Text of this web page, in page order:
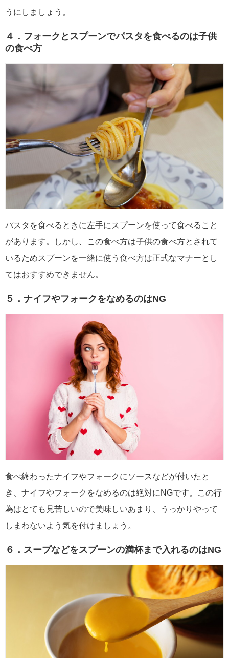
うにしましょう。
４．フォークとスプーンでパスタを食べるのは子供
の食べ方
パスタを食べるときに左手にスプーンを使って食べること
があります。しかし、この食べ方は子供の食べ方とされて
いるためスプーンを一緒に使う食べ方は正式なマナーとし
てはおすすめできません。
５．ナイフやフォークをなめるのはNG
食べ終わったナイフやフォークにソースなどが付いたと
き、ナイフやフォークをなめるのは絶対にNGです。この行
為はとても見苦しいので美味しいあまり、うっかりやって
しまわないよう気を付けましょう。
６．スープなどをスプーンの満杯まで入れるのはNG